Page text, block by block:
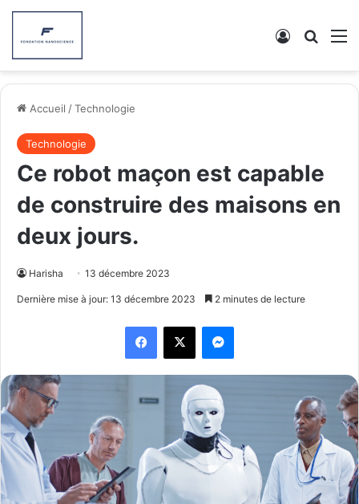
Connexion
Accueil /Technologie
Technologie
Ce robot maçon est capable
de construire des maisons en
deux jours.
Harisha 13 décembre 2023
Dernière mise à jour: 13 décembre 2023 2 minutes de lecture
Facebook
X Messenger